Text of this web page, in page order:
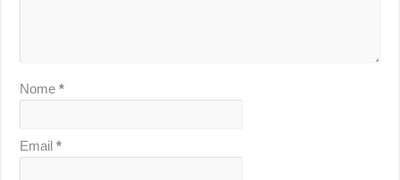
Nome*
Email*